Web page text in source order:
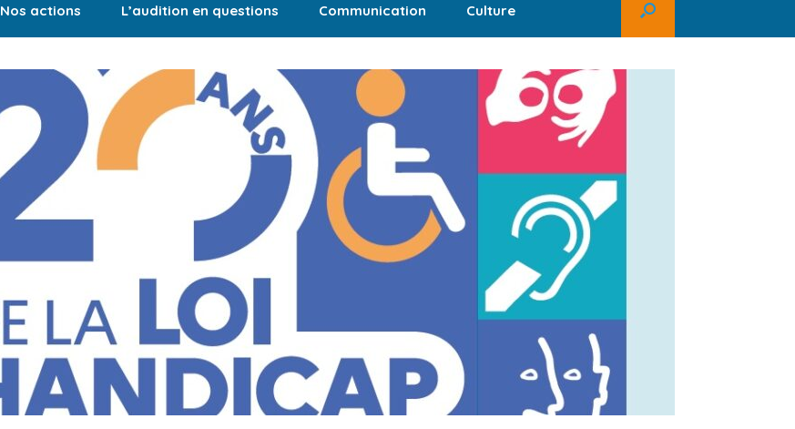
Nos actions L’audition en questions Communication Culture